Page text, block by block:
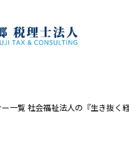
一覧 社会福祉法人の『生き抜く